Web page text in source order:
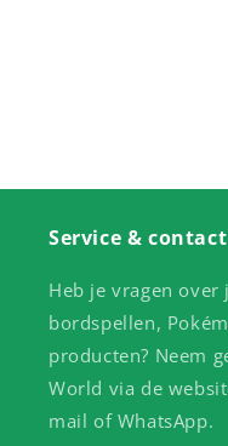
Service & contact
Heb je vragen
bordspellen,
producten? Neem
World via de
mail of WhatsApp.